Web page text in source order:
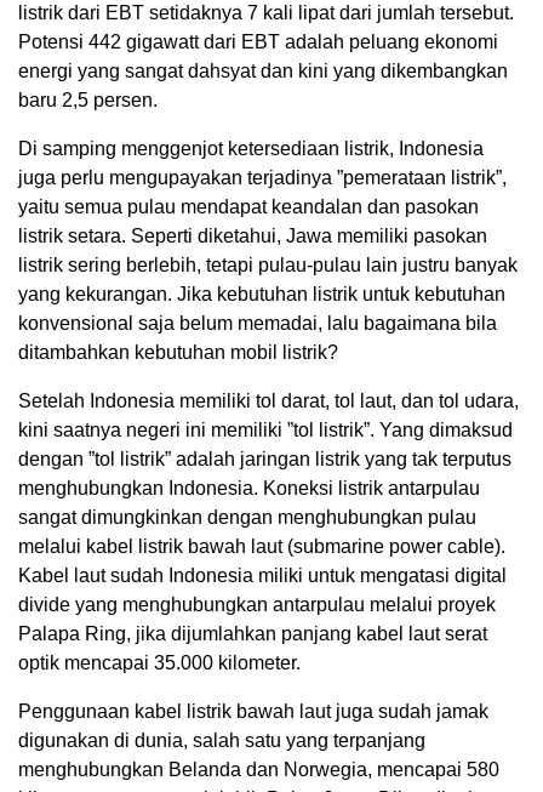
listrik dari EBT setidaknya 7 kali lipat dari jumlah tersebut.
Potensi 442 gigawatt dari EBT adalah peluang ekonomi
energi yang sangat dahsyat dan kini yang dikembangkan
baru 2,5 persen.
Di samping menggenjot ketersediaan listrik, Indonesia
juga perlu mengupayakan terjadinya ”pemerataan listrik”,
yaitu semua pulau mendapat keandalan dan pasokan
listrik setara. Seperti diketahui, Jawa memiliki pasokan
listrik sering berlebih, tetapi pulau-pulau lain justru banyak
yang kekurangan. Jika kebutuhan listrik untuk kebutuhan
konvensional saja belum memadai, lalu bagaimana bila
ditambahkan kebutuhan mobil listrik?
Setelah Indonesia memiliki tol darat, tol laut, dan tol udara,
kini saatnya negeri ini memiliki ”tol listrik”. Yang dimaksud
dengan ”tol listrik” adalah jaringan listrik yang tak terputus
menghubungkan Indonesia. Koneksi listrik antarpulau
sangat dimungkinkan dengan menghubungkan pulau
melalui kabel listrik bawah laut (submarine power cable).
Kabel laut sudah Indonesia miliki untuk mengatasi digital
divide yang menghubungkan antarpulau melalui proyek
Palapa Ring, jika dijumlahkan panjang kabel laut serat
optik mencapai 35.000 kilometer.
Penggunaan kabel listrik bawah laut juga sudah jamak
digunakan di dunia, salah satu yang terpanjang
menghubungkan Belanda dan Norwegia, mencapai 580